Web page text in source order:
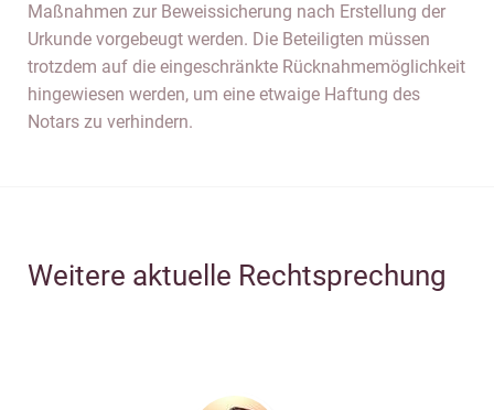
Maßnahmen zur Beweissicherung nach Erstellung der
Urkunde vorgebeugt werden. Die Beteiligten müssen
trotzdem auf die eingeschränkte Rücknahmemöglichkeit
hingewiesen werden, um eine etwaige Haftung des
Notars zu verhindern.
Weitere aktuelle Rechtsprechung